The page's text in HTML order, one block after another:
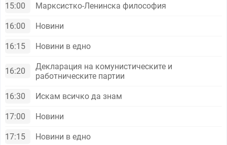
15:00 Марксистко-Ленинска философия
16:00 Новини
16:15 Новини в едно
16:20
Декларация на комунистическите и
работническите партии
16:30 Искам всичко да знам
17:00 Новини
17:15 Новини в едно